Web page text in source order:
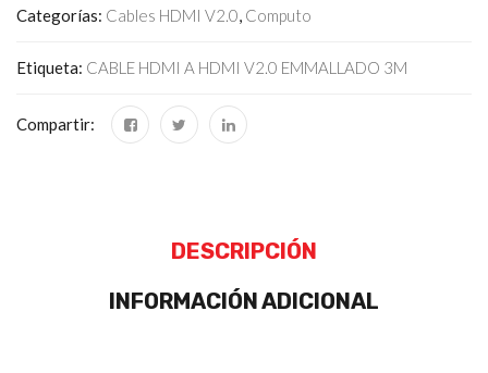
Categorías: Cables HDMI V2.0, Computo
Etiqueta: CABLE HDMI A HDMI V2.0 EMMALLADO 3M
Compartir:
DESCRIPCIÓN
INFORMACIÓN ADICIONAL